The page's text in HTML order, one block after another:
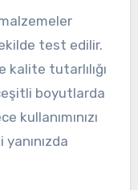
test edilir.
tutarlılığı
boyutlarda
kullanımınızı